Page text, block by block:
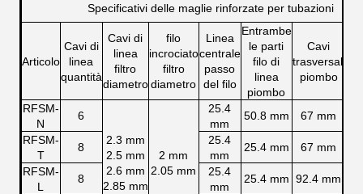
Specificativi delle maglie rinforzate per tubazioni
Articolo
Cavi di
linea
quantità
Cavi di
linea
filtro
diametro
filo
incrociato
filtro
diametro
Linea
centrale
passo
del filo
Entrambe
le parti
filo di
linea
piombo
Cavi
trasversali
piombo
RFSM-
N
6
2.3 mm
2.5 mm
2.6 mm
2.85 mm
2 mm
2.05 mm
25.4
mm
50.8 mm 67 mm
RFSM-
T
8
25.4
mm
25.4 mm 67 mm
RFSM-
L
8
25.4
mm
25.4 mm 92.4 mm